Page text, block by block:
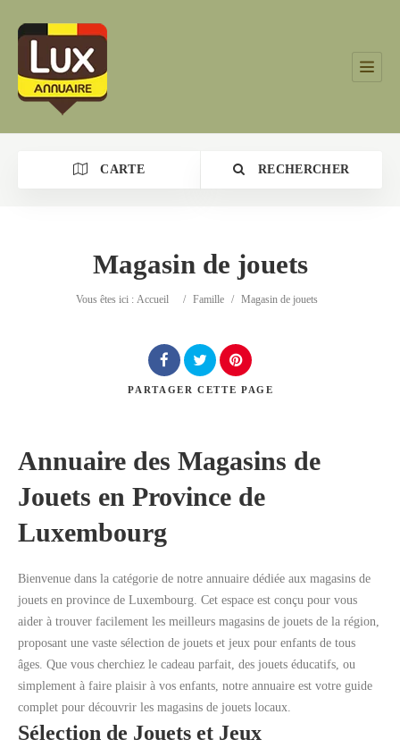
CARTE RECHERCHER
Catégorie
Rechercher
Magasin de jouets
Vous êtes ici : Accueil / Famille / Magasin de jouets
PARTAGER CETTE PAGE
Annuaire des Magasins de
Jouets en Province de
Luxembourg
Bienvenue dans la catégorie de notre annuaire dédiée aux magasins de
jouets en province de Luxembourg. Cet espace est conçu pour vous
aider à trouver facilement les meilleurs magasins de jouets de la région,
proposant une vaste sélection de jouets et jeux pour enfants de tous
âges. Que vous cherchiez le cadeau parfait, des jouets éducatifs, ou
simplement à faire plaisir à vos enfants, notre annuaire est votre guide
complet pour découvrir les magasins de jouets locaux.
Sélection de Jouets et Jeux